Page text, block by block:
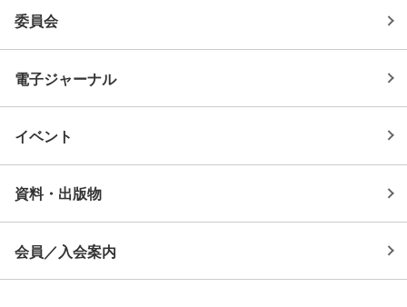
委員会
電子ジャーナル
イベント
資料・出版物
会員／入会案内